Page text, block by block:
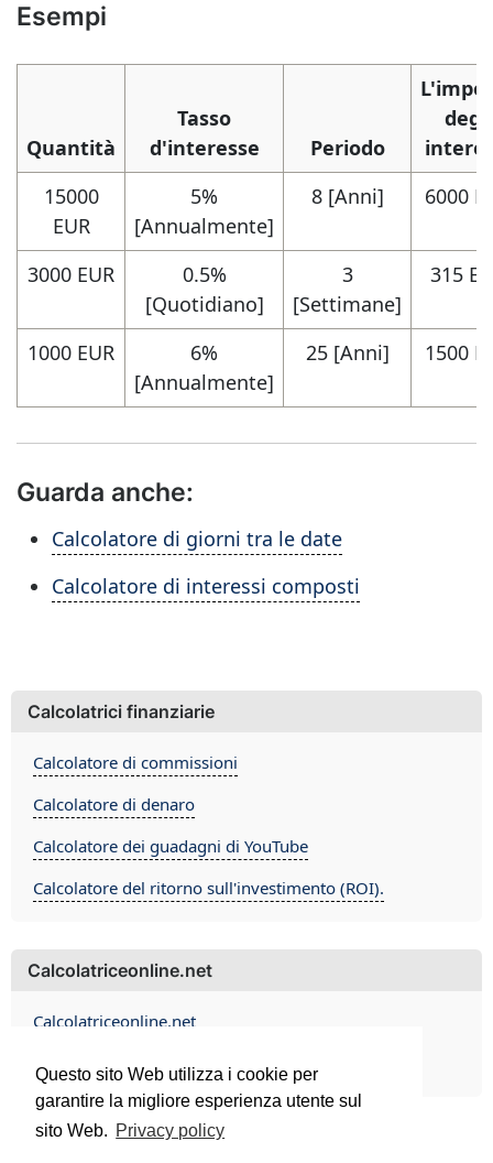
Questo sito Web utilizza i cookie per
garantire la migliore esperienza utente sul
sito Web. Privacy policy
Esempi
Quantità
Tasso
d'interesse
Periodo
degli
15000
EUR
5%
[Annualmente]
8 [Anni] 6000
3000 EUR
0.5%
[Quotidiano]
3
[Settimane]
315
1000 EUR
6%
[Annualmente]
25 [Anni] 1500
Guarda anche:
Calcolatore di giorni tra le date
Calcolatore di interessi composti
Calcolatrici finanziarie
Calcolatore di commissioni
Calcolatore di denaro
Calcolatore dei guadagni di YouTube
Calcolatore del ritorno sull'investimento (ROI).
Calcolatriceonline.net
Calcolatriceonline.net
Contact